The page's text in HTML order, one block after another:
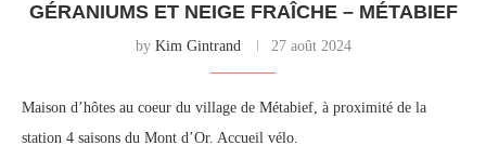
GÉRANIUMS ET NEIGE FRAÎCHE – MÉTABIEF
by Kim Gintrand 27 août 2024
Maison d’hôtes au coeur du village de Métabief, à proximité de la
station 4 saisons du Mont d’Or. Accueil vélo.